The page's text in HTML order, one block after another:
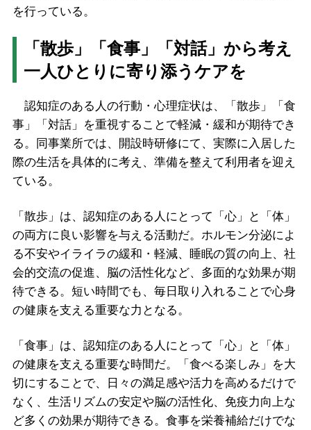
を行っている。
「散歩」「食事」「対話」から考え
一人ひとりに寄り添うケアを
認知症のある人の行動・心理症状は、「散歩」「食
事」「対話」を重視することで軽減・緩和が期待でき
る。同事業所では、開設時研修にて、実際に入居した
際の生活を具体的に考え、準備を整えて利用者を迎え
ている。
「散歩」は、認知症のある人にとって「心」と「体」
の両方に良い影響を与える活動だ。ホルモン分泌によ
る不安やイライラの緩和・軽減、睡眠の質の向上、社
会的交流の促進、脳の活性化など、多面的な効果が期
待できる。短い時間でも、毎日取り入れることで心身
の健康を支える重要な力となる。
「食事」は、認知症のある人にとって「心」と「体」
の健康を支える重要な時間だ。「食べる楽しみ」を大
切にすることで、日々の満足感や活力を高めるだけで
なく、生活リズムの安定や脳の活性化、免疫力向上な
ど多くの効果が期待できる。食事を栄養補給だけでな